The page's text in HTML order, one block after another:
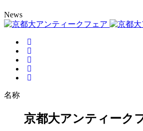
News
名称
京都大アンティーク